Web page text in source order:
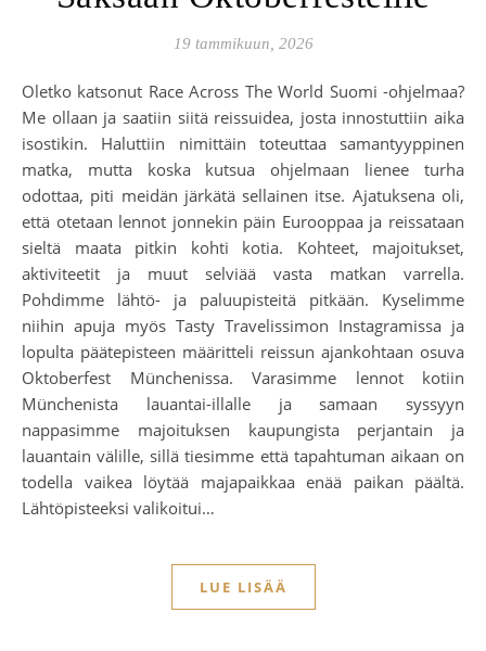
19 tammikuun, 2026
Oletko katsonut Race Across The World Suomi -ohjelmaa?
Me ollaan ja saatiin siitä reissuidea, josta innostuttiin aika
isostikin. Haluttiin nimittäin toteuttaa samantyyppinen
matka, mutta koska kutsua ohjelmaan lienee turha
odottaa, piti meidän järkätä sellainen itse. Ajatuksena oli,
että otetaan lennot jonnekin päin Eurooppaa ja reissataan
sieltä maata pitkin kohti kotia. Kohteet, majoitukset,
aktiviteetit ja muut selviää vasta matkan varrella.
Pohdimme lähtö- ja paluupisteitä pitkään. Kyselimme
niihin apuja myös Tasty Travelissimon Instagramissa ja
lopulta päätepisteen määritteli reissun ajankohtaan osuva
Oktoberfest Münchenissa. Varasimme lennot kotiin
Münchenista lauantai-illalle ja samaan syssyyn
nappasimme majoituksen kaupungista perjantain ja
lauantain välille, sillä tiesimme että tapahtuman aikaan on
todella vaikea löytää majapaikkaa enää paikan päältä.
Lähtöpisteeksi valikoitui…
LUE LISÄÄ